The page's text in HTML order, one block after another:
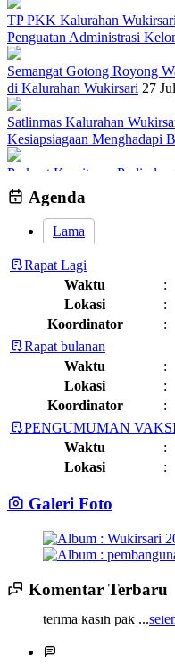
TP PKK Kalurahan
Penguatan Administrasi
Semangat Gotong Royong
di Kalurahan Wukirsari 27
Satlinmas Kalurahan
Kesiapsiagaan Menghadapi
Perkuat Komitmen
Menggelar Sosialisasi dan
Sumber Hayati dan Non
Kronologi Erupsi Merapi
Agenda
Lama
Rapat Lagi
Waktu
:
Lokasi
:
Koordinator
:
Rapat bulanan
Waktu
:
Lokasi
:
Koordinator
:
PENGUMUMAN
Waktu
:
Lokasi
:
Jadwal dan Agenda Sisir
Waktu
:
Lokasi
:
Koordinator
:
Tahun 2024
Galeri Foto
Komentar Terbaru
14 Juli 2025 14:17:22
terima kasih pak ...
11 Juli 2025 15:13:54